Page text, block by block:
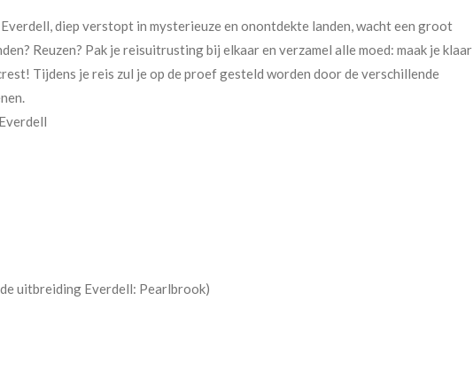
diep verstopt in mysterieuze en onontdekte landen, wacht een groot
Reuzen? Pak je reisuitrusting bij elkaar en verzamel alle moed: maak je klaar
Tijdens je reis zul je op de proef gesteld worden door de verschillende
uitbreiding Everdell: Pearlbrook)